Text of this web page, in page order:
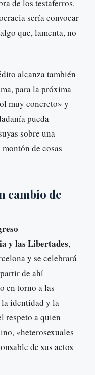
de los testaferros.
sería convocar
que, lamenta, no
alcanza también
para la próxima
muy concreto» y
pueda
sobre una
de cosas
cambio de
y las Libertades,
y se celebrará
de ahí
en torno a las
la identidad y la
respeto a quien
«heterosexuales
de sus actos